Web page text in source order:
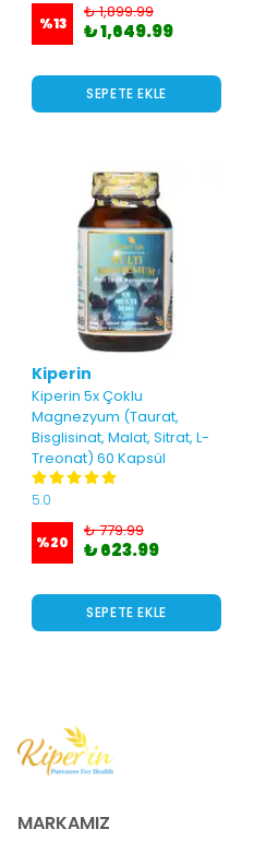
%13
₺ 1,899.99
₺ 1,649.99
SEPETE EKLE
Kiperin
Kiperin 5x Çoklu
Magnezyum (Taurat,
Bisglisinat, Malat, Sitrat, L-
Treonat) 60 Kapsül
5.0
%20
₺ 779.99
₺ 623.99
SEPETE EKLE
MARKAMIZ